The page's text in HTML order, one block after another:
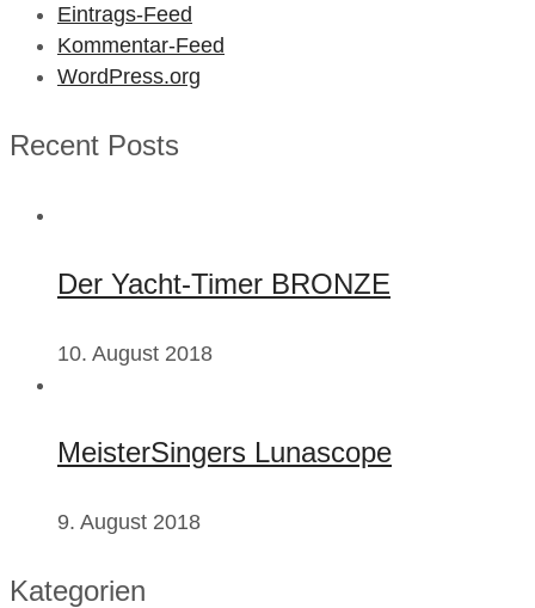
Eintrags-Feed
Kommentar-Feed
WordPress.org
Recent Posts
Der Yacht-Timer BRONZE
10. August 2018
MeisterSingers Lunascope
9. August 2018
Kategorien